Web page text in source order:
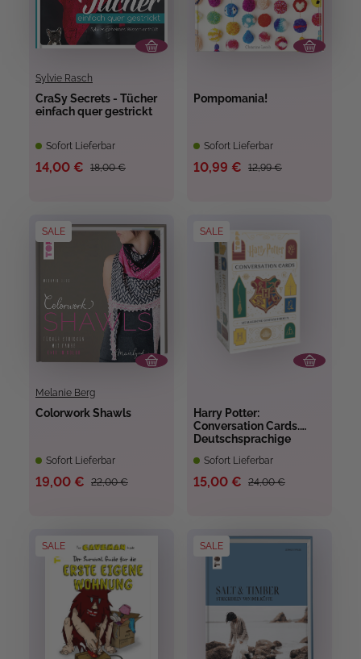
Sylvie Rasch
CraSy Secrets - Tücher
einfach quer gestrickt
Sofort Lieferbar
18,00 €
14,00 €
Pompomania!
Sofort Lieferbar
12,99 €
10,99 €
SALE
Melanie Berg
Colorwork Shawls
Sofort Lieferbar
22,00 €
19,00 €
SALE
Harry Potter:
Conversation Cards.
Deutschsprachige
Sofort Lieferbar
24,00 €
15,00 €
SALE SALE